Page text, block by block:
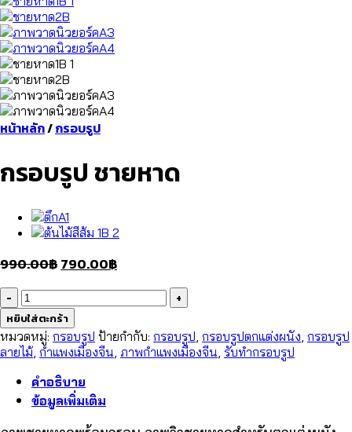
หน้าหลัก/กรอบรูป
กรอบรูป ชายหาด
990.00฿Original
was:
990.00฿.
790.00฿Current
is:
จำนวน
กรอบ
รูป
ชายหาด
หยิบใส่ตะกร้า
หมวดหมู่: กรอบรูป ป้ายกำกับ: กรอบรูป กรอบรูปตกแต่งผนัง กรอบรูป
ลายไม้, กำแพงเมืองจีน ภาพกำแพงเมืองจีน รับทำกรอบรูป
คำอธิบาย
ข้อมูลเพิ่มเติม